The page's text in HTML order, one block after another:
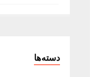
دسته‌ها